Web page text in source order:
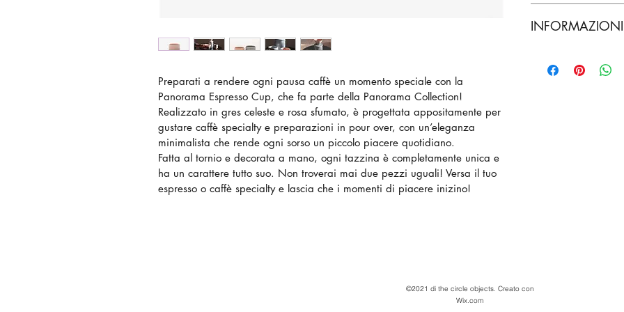
Preparati a rendere ogni pausa caffè un momento speciale con la
Panorama Espresso Cup, che fa parte della Panorama Collection!
Realizzato in gres celeste e rosa sfumato, è progettata appositamente per
gustare caffè specialty e preparazioni in pour over, con un’eleganza
minimalista che rende ogni sorso un piccolo piacere quotidiano.
Fatta al tornio e decorata a mano, ogni tazzina è completamente unica e
ha un carattere tutto suo. Non troverai mai due pezzi uguali! Versa il tuo
espresso o caffè specialty e lascia che i momenti di piacere inizino!
120ml
un luogo ideale
o cambio è un
ideale dove
©2021 di the circle objects. Creato con
Wix.com